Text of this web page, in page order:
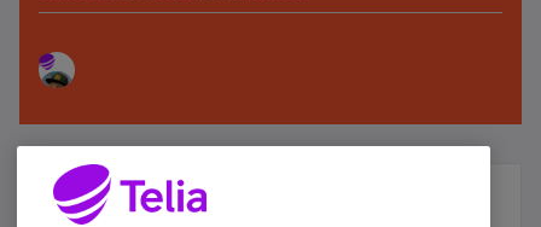
Älä jää paitsi – osallistu ja voita!